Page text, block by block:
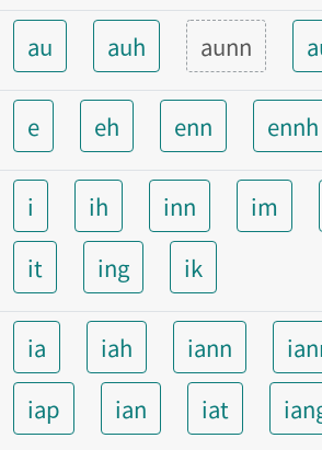
au auh aunn
e eh enn ennh
i ih inn im
it
ing ik
ia iah iann
iap
ian iat